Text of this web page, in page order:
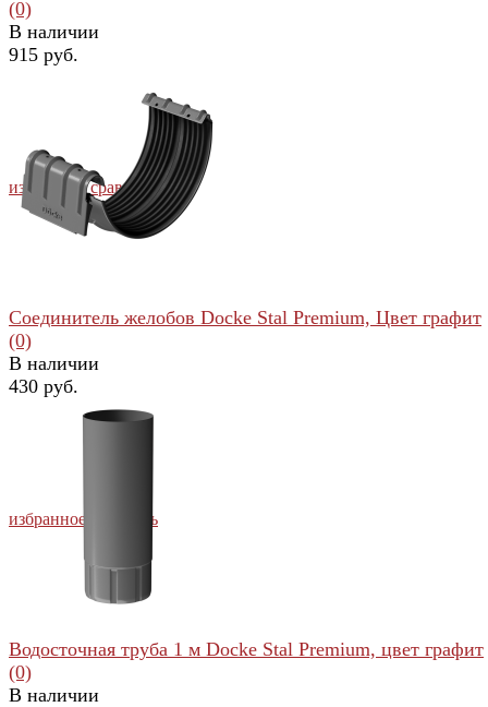
избранное сравнить
(0)
В наличии
915 руб.
избранное сравнить
Соединитель желобов Docke Stal Premium, Цвет графит
(0)
В наличии
430 руб.
Водосточная труба 1 м Docke Stal Premium, цвет графит
(0)
В наличии